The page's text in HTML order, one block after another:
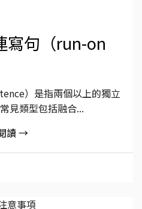
寫句（run-on
）是指兩個以上的獨立
見類型包括融合...
讀 →